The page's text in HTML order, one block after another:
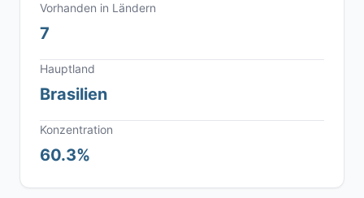
Vorhanden in Ländern
7
Hauptland
Brasilien
Konzentration
60.3%